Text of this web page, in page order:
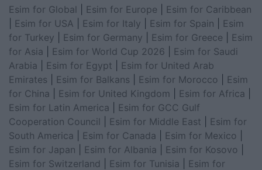
Esim for Global Esim for Europe
Esim for Caribbean
Esim for USA Esim for Italy Esim for Spain
Esim
for Turkey
Esim for Germany Esim for Greece
Esim
for Asia
Esim for World Cup 2026
Esim for Saudi
Arabia
Esim for Egypt
Esim for United Arab
Emirates
Esim for Balkans Esim for Morocco
Esim
for China
Esim for United Kingdom Esim for Africa
Esim for Latin America
Esim for GCC Gulf
Cooperation Council
Esim for Middle East
Esim for
South America
Esim for Canada Esim for Mexico
Esim for Japan
Esim for Albania Esim for Kosovo
Esim for Switzerland
Esim for Tunisia
Esim for